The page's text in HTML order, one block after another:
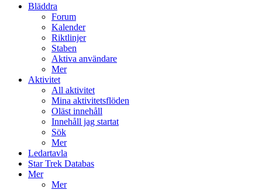
Bläddra
Forum
Kalender
Riktlinjer
Staben
Aktiva användare
Mer
Aktivitet
All aktivitet
Mina aktivitetsflöden
Oläst innehåll
Innehåll jag startat
Sök
Mer
Ledartavla
Star Trek Databas
Mer
Mer